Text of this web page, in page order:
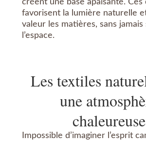
créent une base apaisante. Ces
favorisent la lumière naturelle
valeur les matières, sans
l’espace.
Les textiles
une
chaleureuse
Impossible d’imaginer l’esprit